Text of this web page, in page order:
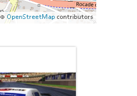
©OpenStreetMap contributors